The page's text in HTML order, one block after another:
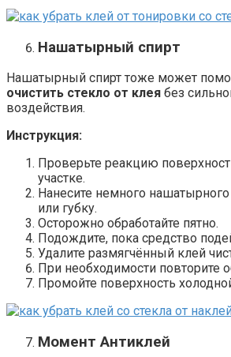
Нашатырный спирт
Нашатырный спирт тоже может
очистить стекло от клея без
воздействия.
Инструкция:
Проверьте реакцию
участке.
Нанесите немного
или губку.
Осторожно обработайте пятно.
Подождите, пока средство
Удалите размягчённый клей
При необходимости повторите
Промойте поверхность
Момент Антиклей